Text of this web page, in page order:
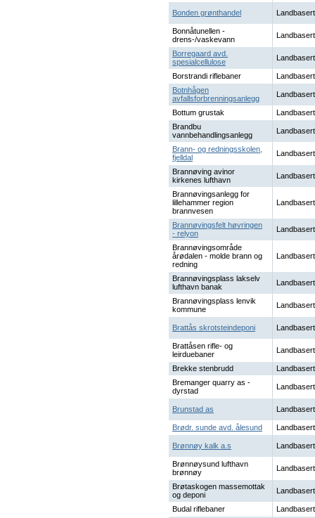
Bonden grønthandel Landbasert
Bonnåtunellen -
drens-/vaskevann
Landbasert
Borregaard avd.
spesialcellulose
Landbasert
Borstrandi riflebaner
Landbasert
Botnhågen
avfallsforbrenningsanlegg
Landbasert
Bottum grustak
Landbasert
Brandbu
vannbehandlingsanlegg
Landbasert
Brann- og redningsskolen,
fjelldal
Landbasert
Brannøving avinor
kirkenes lufthavn
Landbasert
Brannøvingsanlegg for
lillehammer region
brannvesen
Landbasert
Brannøvingsfelt høvringen
- relyon
Landbasert
Brannøvingsområde
årødalen - molde brann og
redning
Landbasert
Brannøvingsplass lakselv
lufthavn banak
Landbasert
Brannøvingsplass lenvik
kommune
Landbasert
Brattås skrotsteindeponi Landbasert
Brattåsen rifle- og
leirduebaner
Landbasert
Brekke stenbrudd
Landbasert
Bremanger quarry as -
dyrstad
Landbasert
Brunstad as Landbasert
Brødr. sunde avd. ålesund Landbasert
Brønnøy kalk a.s Landbasert
Brønnøysund lufthavn
brønnøy
Landbasert
Brøtaskogen massemottak
og deponi
Landbasert
Budal riflebaner
Landbasert